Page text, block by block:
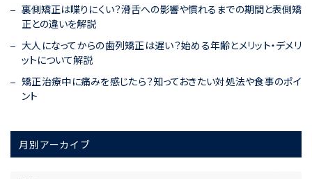
裏側矯正は喋りにくい？滑舌への影響や慣れるまでの期間と表側矯
正との違いを解説
大人になってからの歯列矯正は遅い？始める年齢とメリット・デメリ
ットについて解説
矯正治療中に痛みを感じたら？知っておきたい対処法や食事のポイ
ント
月別アーカイブ